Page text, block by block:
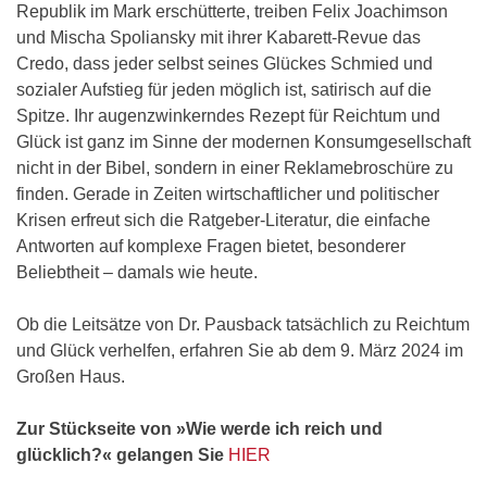
Republik im Mark erschütterte, treiben Felix Joachimson
und Mischa Spoliansky mit ihrer Kabarett-Revue das
Credo, dass jeder selbst seines Glückes Schmied und
sozialer Aufstieg für jeden möglich ist, satirisch auf die
Spitze. Ihr augenzwinkerndes Rezept für Reichtum und
Glück ist ganz im Sinne der modernen Konsumgesellschaft
nicht in der Bibel, sondern in einer Reklamebroschüre zu
finden. Gerade in Zeiten wirtschaftlicher und politischer
Krisen erfreut sich die Ratgeber-Literatur, die einfache
Antworten auf komplexe Fragen bietet, besonderer
Beliebtheit – damals wie heute.
Ob die Leitsätze von Dr. Pausback tatsächlich zu Reichtum
und Glück verhelfen, erfahren Sie ab dem 9. März 2024 im
Großen Haus.
Zur Stückseite von »Wie werde ich reich und
glücklich?« gelangen Sie HIER